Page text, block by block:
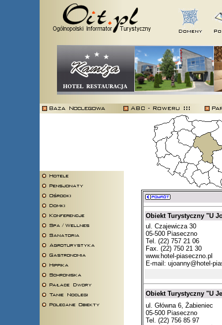
Obiekt Turystyczny "U
ul. Czajewicza 30
05-500 Piaseczno
Tel. (22) 757 21 06
Fax. (22) 750 21 30
www.hotel-piaseczno.pl
E-mail: ujoanny@hotel-
Obiekt Turystyczny "U
ul. Główna 6, Żabieniec
05-500 Piaseczno
Tel. (22) 756 85 97